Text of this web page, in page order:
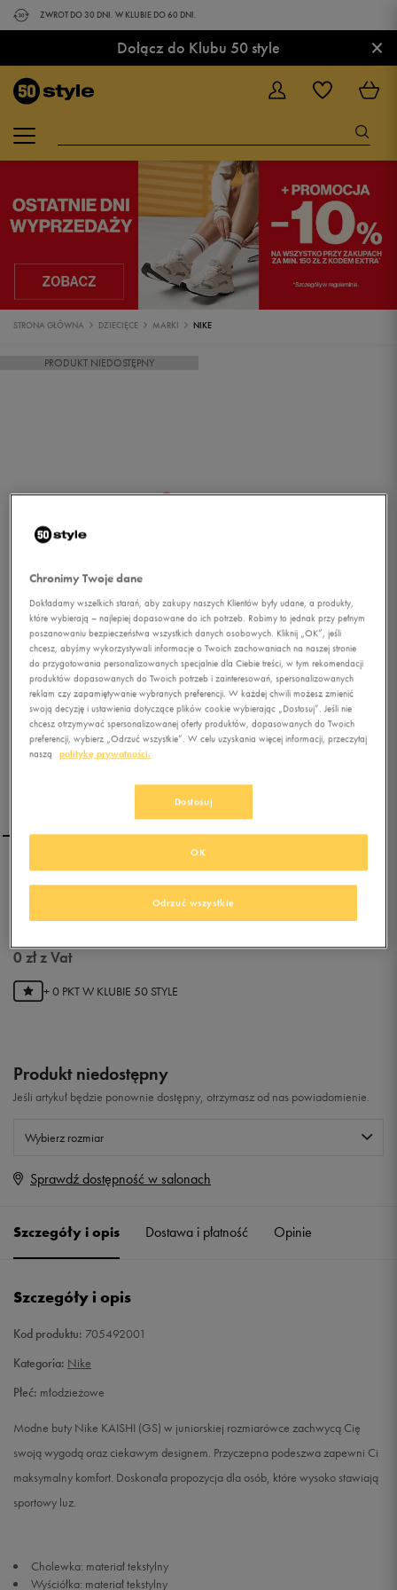
ZWROT DO 30 DNI. W KLUBIE DO 60 DNI.
Dołącz do Klubu 50 style ×
STRONA GŁÓWNA DZIECIĘCE MARKI NIKE
PRODUKT NIEDOSTĘPNY
1/4
NIKE KAISHI (GS)
0 złz Vat
+ 0 PKT W KLUBIE 50 STYLE
Produkt niedostępny
Jeśli artykuł będzie ponownie dostępny, otrzymasz od nas powiadomienie.
Wybierz rozmiar
Rozmiary EU
37,5 23,5 cm
38,5 24 cm Powiadom o dostępności
Sprawdź dostępność w salonach
Szczegóły i opis Dostawa i płatność Opinie
Szczegóły i opis
Kod produktu: 705492001
Kategoria: Nike
Płeć: młodzieżowe
Modne buty Nike KAISHI (GS) w juniorskiej rozmiarówce zachwycą Cię
swoją wygodą oraz ciekawym designem. Przyczepna podeszwa zapewni Ci
maksymalny komfort. Doskonała propozycja dla osób, które wysoko stawiają
sportowy luz.
Cholewka: materiał tekstylny
Wyściółka: materiał tekstylny
Chronimy Twoje dane
Dokładamy wszelkich starań, aby zakupy naszych Klientów były udane, a produkty,
które wybierają – najlepiej dopasowane do ich potrzeb. Robimy to jednak przy pełnym
poszanowaniu bezpieczeństwa wszystkich danych osobowych. Kliknij „OK”, jeśli
chcesz, abyśmy wykorzystywali informacje o Twoich zachowaniach na naszej stronie
do przygotowania personalizowanych specjalnie dla Ciebie treści, w tym rekomendacji
produktów dopasowanych do Twoich potrzeb i zainteresowań, spersonalizowanych
reklam czy zapamiętywanie wybranych preferencji. W każdej chwili możesz zmienić
swoją decyzję i ustawienia dotyczące plików cookie wybierając „Dostosuj”. Jeśli nie
chcesz otrzymywać spersonalizowanej oferty produktów, dopasowanych do Twoich
preferencji, wybierz „Odrzuć wszystkie”. W celu uzyskania więcej informacji, przeczytaj
naszą
politykę prywatności.
Dostosuj
Odrzuć wszystkie
OK